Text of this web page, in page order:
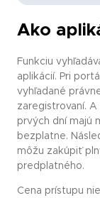
Ako
Funkciu
aplikácií. Pri
vyhľadané
zaregistrovaní.
prvých dní majú
bezplatne.
môžu zakúpiť
predplatného.
Cena prístupu